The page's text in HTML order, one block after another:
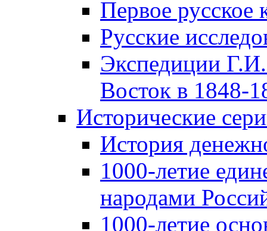
Первое русское
Русские
Экспедиции
Восток в 1848-
Исторические
История
1000-летие
народами
1000-летие